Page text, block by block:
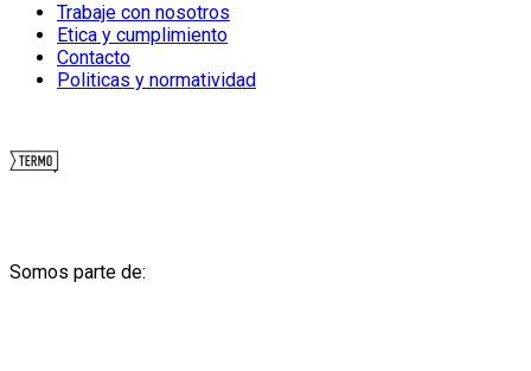
Trabaje con nosotros
Etica y cumplimiento
Contacto
Politicas y normatividad
Somos parte de: